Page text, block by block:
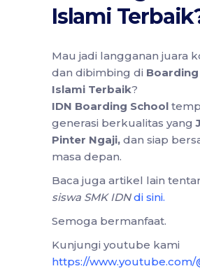
Islami
Mau jadi langganan juara
dan dibimbing di
Islami Terbaik?
IDN Boarding School
generasi berkualitas yang
Pinter Ngaji, dan siap
masa depan.
Baca juga artikel lain
siswa SMK IDN di sini.
Semoga bermanfaat.
Kunjungi youtube kami
https://www.youtube.com/